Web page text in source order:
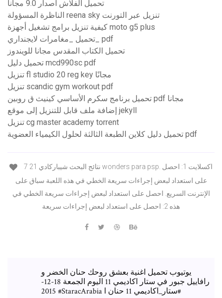
تحميل الفلاش اصدار 9.0 مجانا
الناظرة المسؤولة reena sky تنزيل عبر التورنت
كيفية تنزيل برامج تشغيل أجهزة moto g5 plus
تحميل _مغامرات لايجنداري_ pdf
تحميل الكتاب المقدس مجانا للويندوز
تحميل دليل mcd990sc pdf
تنزيل fl studio 20 reg key مجانًا
تنزيل scandic gym workout pdf
تحميل برنامج سكرم الأساسي كينيث ق روبين pdf مجانا
إضافة ملف قابل للتنزيل إلى موقع jekyll
تنزيل cg master academy torrent
تحميل دليل كلاين الطبعة الثالثة لحلول الكيمياء العضوية pdf
على استعداد لبعض إجراءات سريعة الخطي في هذه اللعبة سباق على
الإنترنت السريع. احصل على استعداد لبعض إجراءات سريعة الخطي في
هذه 2: احصل على استعداد لبعض إجراءات سريعة
يوتيوب تحميل اغنية بعشق روحك حنان الخضر و
رافاييل جبور في ستار اكاديمي 11 اليوم الجمعة 18-12-
2015 #‎StaracArabia ‫#‏ستار_اكاديمي‬ 11 حنان ا